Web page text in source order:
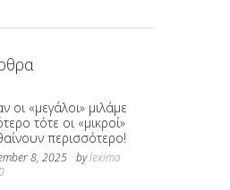
οι «μεγάλοι» μιλάμε
τότε οι «μικροί»
περισσότερο!
8, 2025 bylexima